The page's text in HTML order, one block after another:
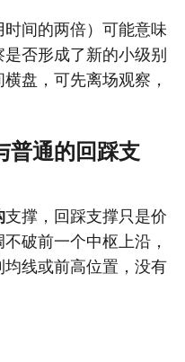
间的两倍）可能意味
否形成了新的小级别
盘，可先离场观察，
普通的回踩支
支撑，回踩支撑只是价
破前一个中枢上沿，
线或前高位置，没有